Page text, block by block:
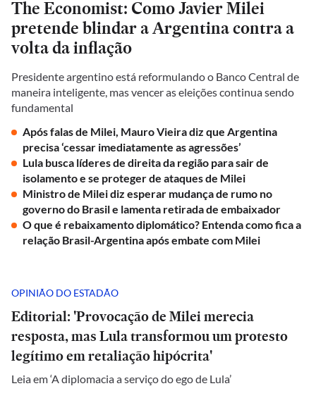
The Economist: Como Javier Milei
pretende blindar a Argentina contra a
volta da inflação
Presidente argentino está reformulando o Banco Central de
maneira inteligente, mas vencer as eleições continua sendo
fundamental
Após falas de Milei, Mauro Vieira diz que Argentina
precisa ‘cessar imediatamente as agressões’
Lula busca líderes de direita da região para sair de
isolamento e se proteger de ataques de Milei
Ministro de Milei diz esperar mudança de rumo no
governo do Brasil e lamenta retirada de embaixador
O que é rebaixamento diplomático? Entenda como fica a
relação Brasil-Argentina após embate com Milei
OPINIÃO DO ESTADÃO
Editorial: 'Provocação de Milei merecia
resposta, mas Lula transformou um protesto
legítimo em retaliação hipócrita'
Leia em ‘A diplomacia a serviço do ego de Lula’